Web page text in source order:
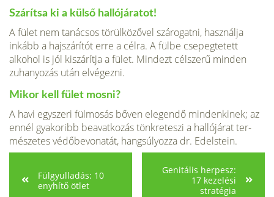
Szárítsa ki a külső hallójáratot!
A fület nem tanácsos törülközővel szárogatni, használja
inkább a hajszárítót erre a célra. A fülbe csepeg­tetett
alkohol is jól kiszárítja a fület. Mindezt célszerű minden
zuhanyozás után elvégezni.
Mikor kell fület mosni?
A havi egyszeri fülmosás bőven elegen­dő mindenkinek; az
ennél gyakoribb beavatkozás tönkreteszi a hallójárat ter­
mészetes védőbevonatát, hangsúlyozza dr. Edelstein.
Fülgyulladás: 10
enyhítő ötlet
Genitális herpesz:
17 kezelési
stratégia